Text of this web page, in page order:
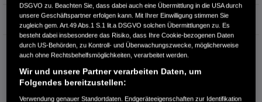
Garantie
HONDA CENTER GMBH
Richard Lehmann Str. 119
04103 Leipzig
RUFEN SIE UNS AN:
DSGVO zu. Beachten Sie, dass dabei auch eine Übermittlung in die USA durch
unsere Geschäftspartner erfolgen kann. Mit Ihrer Einwilligung stimmen Sie
zugleich gem. Art.49 Abs.1 S.1 lit.a DSGVO solchen Übermittlungen zu. Es
besteht dabei insbesondere das Risiko, dass Ihre Cookie-bezogenen Daten
durch US-Behörden, zu Kontroll- und Überwachungszwecke, möglicherweise
auch ohne Rechtsbehelfsmöglichkeiten, verarbeitet werden.
Wir und unsere Partner verarbeiten Daten, um
Folgendes bereitzustellen:
Verwendung genauer Standortdaten. Endgeräteeigenschaften zur Identifikation